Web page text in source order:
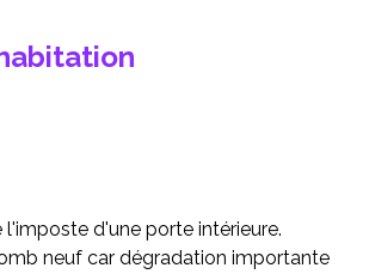
l'imposte d'une porte intérieure.
neuf car dégradation importante